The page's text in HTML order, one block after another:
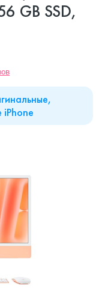
GB SSD,
iPhone